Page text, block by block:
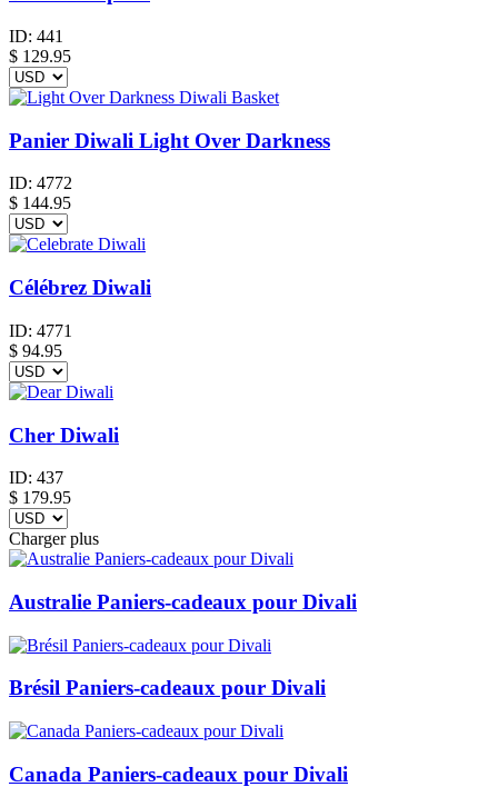
ID: 441
$ 129.95
Panier Diwali Light Over Darkness
ID: 4772
$ 144.95
Célébrez Diwali
ID: 4771
$ 94.95
Cher Diwali
ID: 437
$ 179.95
Charger plus
Australie Paniers-cadeaux pour Divali
Brésil Paniers-cadeaux pour Divali
Canada Paniers-cadeaux pour Divali